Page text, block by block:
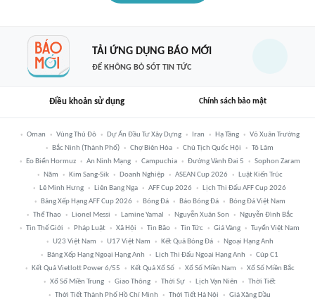
TẢI ỨNG DỤNG BÁO MỚI
ĐỂ KHÔNG BỎ SÓT TIN TỨC
Điều khoản sử dụng Chính sách bảo mật
Oman Vùng Thủ Đô Dự Án Đầu Tư Xây Dựng Iran Hạ Tầng
Võ Xuân Trường
Bắc Ninh (thành Phố)
Chợ Biên Hòa Chủ Tịch Quốc Hội
Tô Lâm
Eo Biển Hormuz
An Ninh Mạng Campuchia Đường Vành Đai 5
Sophon Zaram
Năm
Kim Sang-Sik Doanh Nghiệp ASEAN Cup 2026
Luật Kiến Trúc
Lê Minh Hưng
Liên Bang Nga AFF Cup 2026
Lịch Thi Đấu AFF Cup 2026
Bảng Xếp Hạng AFF Cup 2026
Bóng Đá Báo Bóng Đá
Bóng Đá Việt Nam
Thể Thao
Lionel Messi Lamine Yamal Nguyễn Xuân Son
Nguyễn Đình Bắc
Tin Thế Giới
Pháp Luật Xã Hội Tin Bão Tin Tức Giá Vàng
Tuyển Việt Nam
U23 Việt Nam
U17 Việt Nam Kết Quả Bóng Đá
Ngoại Hạng Anh
Bảng Xếp Hạng Ngoại Hạng Anh
Lịch Thi Đấu Ngoại Hạng Anh
Cúp C1
Kết Quả Vietlott Power 6/55
Kết Quả Xổ Số Xổ Số Miền Nam
Xổ Số Miền Bắc
Xổ Số Miền Trung
Giao Thông Thời Sự Lịch Vạn Niên
Thời Tiết
Thời Tiết Thành Phố Hồ Chí Minh
Thời Tiết Hà Nội Giá Xăng Dầu